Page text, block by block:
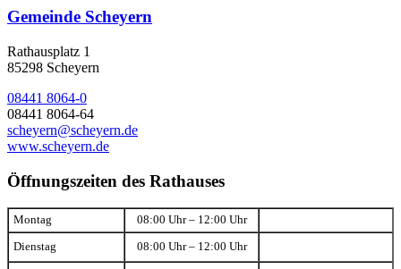
Gemeinde Scheyern
Rathausplatz 1
85298 Scheyern
08441 8064-0
08441 8064-64
scheyern@scheyern.de
www.scheyern.de
Öffnungszeiten des Rathauses
Montag 08:00 Uhr – 12:00 Uhr
Dienstag 08:00 Uhr – 12:00 Uhr